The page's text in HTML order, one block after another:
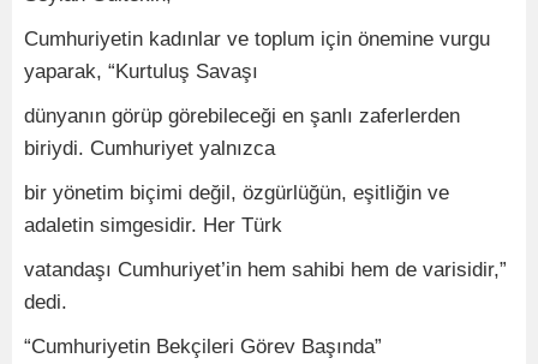
Cumhuriyetin kadınlar ve toplum için önemine vurgu
yaparak, “Kurtuluş Savaşı
dünyanın görüp görebileceği en şanlı zaferlerden
biriydi. Cumhuriyet yalnızca
bir yönetim biçimi değil, özgürlüğün, eşitliğin ve
adaletin simgesidir. Her Türk
vatandaşı Cumhuriyet’in hem sahibi hem de varisidir,”
dedi.
“Cumhuriyetin Bekçileri Görev Başında”